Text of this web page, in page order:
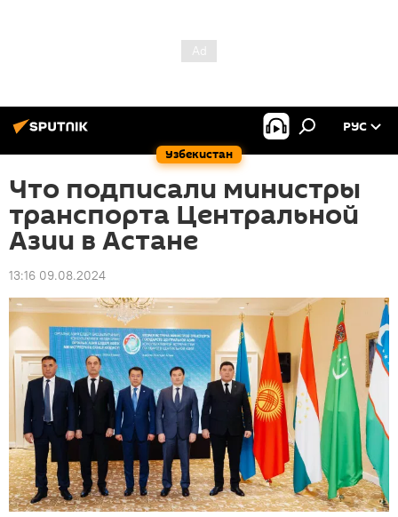
Узбекистан
РУС
Что подписали министры
транспорта Центральной
Азии в Астане
13:16 09.08.2024